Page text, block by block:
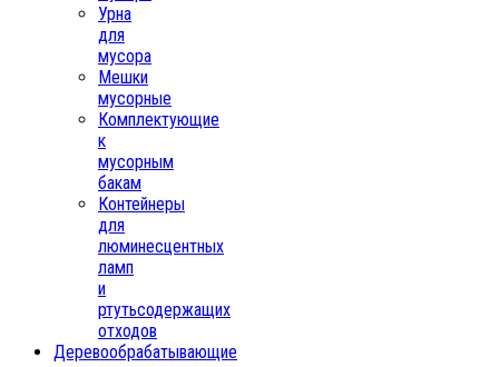
Урна
для
мусора
Мешки
мусорные
Комплектующие
к
мусорным
бакам
Контейнеры
для
люминесцентных
ламп
и
ртутьсодержащих
отходов
Деревообрабатывающие